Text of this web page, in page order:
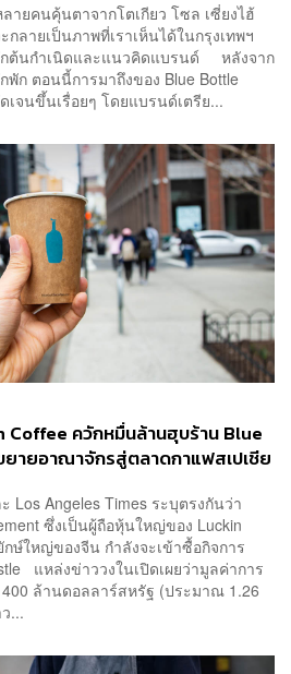
ยคนคุ้นตาจากโตเกียว โซล เซี่ยงไฮ้
ลายเป็นภาพที่เราเห็นได้ในกรุงเทพฯ
ต้นกำเนิดและแนวคิดแบรนด์ หลังจาก
ก ตอนนี้การมาถึงของ Blue Bottle
เจนขึ้นเรื่อยๆ โดยแบรนด์เตรีย...
Coffee ควักหมื่นล้านฮุบร้าน Blue
ายอาณาจักรสู่ตลาดกาแฟสเปเชีย
Los Angeles Times ระบุตรงกันว่า
ซึ่งเป็นผู้ถือหุ้นใหญ่ของ Luckin
ษ์ใหญ่ของจีน กำลังจะเข้าซื้อกิจการ
แหล่งข่าววงในเปิดเผยว่ามูลค่าการ
ล้านดอลลาร์สหรัฐ (ประมาณ 1.26
...